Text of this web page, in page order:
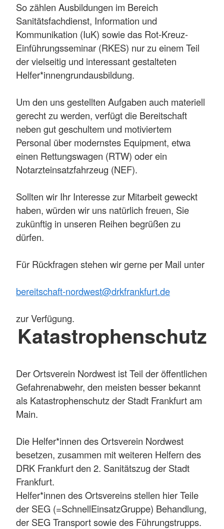
So zählen Ausbildungen im Bereich
Sanitätsfachdienst, Information und
Kommunikation (IuK) sowie das Rot-Kreuz-
Einführungsseminar (RKES) nur zu einem Teil
der vielseitig und interessant gestalteten
Helfer*innengrundausbildung.
Um den uns gestellten Aufgaben auch materiell
gerecht zu werden, verfügt die Bereitschaft
neben gut geschultem und motiviertem
Personal über modernstes Equipment, etwa
einen Rettungswagen (RTW) oder ein
Notarzteinsatzfahrzeug (NEF).
Sollten wir Ihr Interesse zur Mitarbeit geweckt
haben, würden wir uns natürlich freuen, Sie
zukünftig in unseren Reihen begrüßen zu
dürfen.
Für Rückfragen stehen wir gerne per Mail unter
bereitschaft-nordwest@drkfrankfurt.de
zur Verfügung.
Katastrophenschutz
Der Ortsverein Nordwest ist Teil der öffentlichen
Gefahrenabwehr, den meisten besser bekannt
als Katastrophenschutz der Stadt Frankfurt am
Main.
Die Helfer*innen des Ortsverein Nordwest
besetzen, zusammen mit weiteren Helfern des
DRK Frankfurt den 2. Sanitätszug der Stadt
Frankfurt.
Helfer*innen des Ortsvereins stellen hier Teile
der SEG (=SchnellEinsatzGruppe) Behandlung,
der SEG Transport sowie des Führungstrupps.